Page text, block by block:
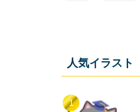
人気イラスト